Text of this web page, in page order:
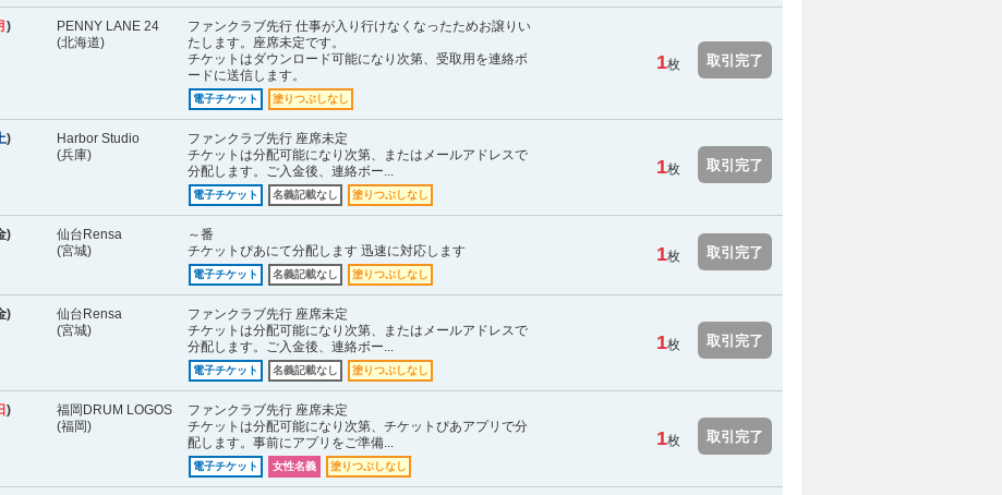
)
PENNY LANE 24
(北海道)
ファンクラブ先行 仕事が入り行けなくなったためお譲りい
たします。座席未定です。
チケットはダウンロード可能になり次第、受取用を連絡ボ
ードに送信します。
電子チケット 塗りつぶしなし
1枚 取引完了
)
Harbor Studio
(兵庫)
ファンクラブ先行 座席未定
チケットは分配可能になり次第、またはメールアドレスで
分配します。ご入金後、連絡ボー...
電子チケット 名義記載なし 塗りつぶしなし
1枚 取引完了
)
仙台Rensa
(宮城)
～番
チケットぴあにて分配します 迅速に対応します
電子チケット 名義記載なし 塗りつぶしなし
1枚 取引完了
)
仙台Rensa
(宮城)
ファンクラブ先行 座席未定
チケットは分配可能になり次第、またはメールアドレスで
分配します。ご入金後、連絡ボー...
電子チケット 名義記載なし 塗りつぶしなし
1枚 取引完了
)
福岡DRUM LOGOS
(福岡)
ファンクラブ先行 座席未定
チケットは分配可能になり次第、チケットぴあアプリで分
配します。事前にアプリをご準備...
電子チケット 女性名義 塗りつぶしなし
1枚 取引完了